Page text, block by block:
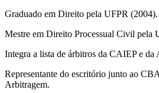
Graduado em Direito pela UFPR (2004).
Mestre em Direito Processual Civil pela
Integra a lista de árbitros da CAIEP e
Representante do escritório junto ao
Arbitragem.